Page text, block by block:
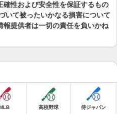
性および安全性を保証するもの
いて被ったいかなる損害について
報提供者は一切の責任を負いかね
高校野球 侍ジャパン